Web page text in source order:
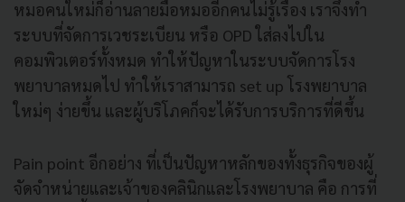
หมอคนใหม่ก็อ่านลายมือหมออีกคนไม่รู้เรื่อง เราจึงทำ
ระบบที่จัดการเวชระเบียน หรือ OPD ใส่ลงไปใน
คอมพิวเตอร์ทั้งหมด ทำให้ปัญหาในระบบจัดการโรง
พยาบาลหมดไป ทำให้เราสามารถ set up โรงพยาบาล
ใหม่ๆ ง่ายขึ้น และผู้บริโภคก็จะได้รับการบริการที่ดีขึ้น
Pain point อีกอย่าง ที่เป็นปัญหาหลักของทั้งธุรกิจของผู้
จัดจำหน่ายและเจ้าของคลินิกและโรงพยาบาล คือ การที่